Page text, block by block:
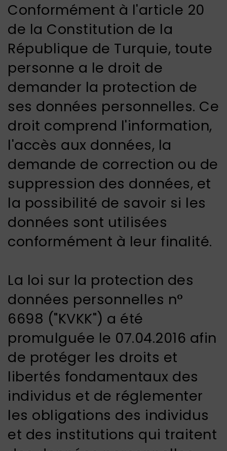
Conformément à l'article 20
de la Constitution de la
République de Turquie, toute
personne a le droit de
demander la protection de
ses données personnelles. Ce
droit comprend l'information,
l'accès aux données, la
demande de correction ou de
suppression des données, et
la possibilité de savoir si les
données sont utilisées
conformément à leur finalité.
La loi sur la protection des
données personnelles n°
6698 ("KVKK") a été
promulguée le 07.04.2016 afin
de protéger les droits et
libertés fondamentaux des
individus et de réglementer
les obligations des individus
et des institutions qui traitent